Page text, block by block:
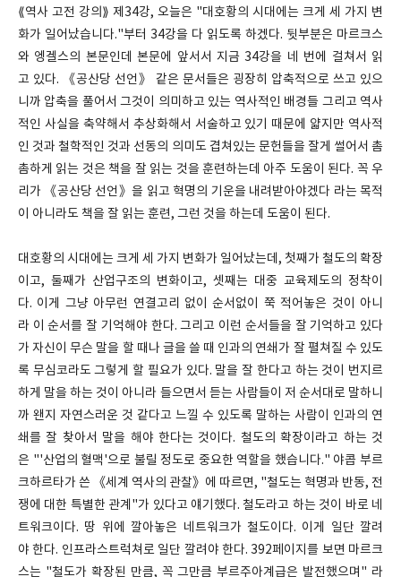
⟪역사 고전 강의⟫ 제34강, 오늘은 "대호황의 시대에는 크게 세 가지 변
화가 일어났습니다."부터 34강을 다 읽도록 하겠다. 뒷부분은 마르크스
와 엥겔스의 본문인데 본문에 앞서서 지금 34강을 네 번에 걸쳐서 읽
고 있다. 《공산당 선언》 같은 문서들은 굉장히 압축적으로 쓰고 있으
니까 압축을 풀어서 그것이 의미하고 있는 역사적인 배경들 그리고 역사
적인 사실을 축약해서 추상화해서 서술하고 있기 때문에 얇지만 역사적
인 것과 철학적인 것과 선동의 의미도 겹쳐있는 문헌들을 잘게 썰어서 촘
촘하게 읽는 것은 책을 잘 읽는 것을 훈련하는데 아주 도움이 된다. 꼭 우
리가 《공산당 선언》을 읽고 혁명의 기운을 내려받아야겠다 라는 목적
이 아니라도 책을 잘 읽는 훈련, 그런 것을 하는데 도움이 된다.
대호황의 시대에는 크게 세 가지 변화가 일어났는데, 첫째가 철도의 확장
이고, 둘째가 산업구조의 변화이고, 셋째는 대중 교육제도의 정착이
다. 이게 그냥 아무런 연결고리 없이 순서없이 쭉 적어놓은 것이 아니
라 이 순서를 잘 기억해야 한다. 그리고 이런 순서들을 잘 기억하고 있다
가 자신이 무슨 말을 할 때나 글을 쓸 때 인과의 연쇄가 잘 펼쳐질 수 있도
록 무심코라도 그렇게 할 필요가 있다. 말을 잘 한다고 하는 것이 번지르
하게 말을 하는 것이 아니라 들으면서 듣는 사람들이 저 순서대로 말하니
까 왠지 자연스러운 것 같다고 느낄 수 있도록 말하는 사람이 인과의 연
쇄를 잘 찾아서 말을 해야 한다는 것이다. 철도의 확장이라고 하는 것
은 "'산업의 혈맥'으로 불릴 정도로 중요한 역할을 했습니다." 야콥 부르
크하르타가 쓴 《세계 역사의 관찰》에 따르면, "철도는 혁명과 반동, 전
쟁에 대한 특별한 관계"가 있다고 얘기했다. 철도라고 하는 것이 바로 네
트워크이다. 땅 위에 깔아놓은 네트워크가 철도이다. 이게 일단 깔려
야 한다. 인프라스트럭쳐로 일단 깔려야 한다. 392페이지를 보면 마르크
스는 "철도가 확장된 만큼, 꼭 그만큼 부르주아계급은 발전했으며" 라